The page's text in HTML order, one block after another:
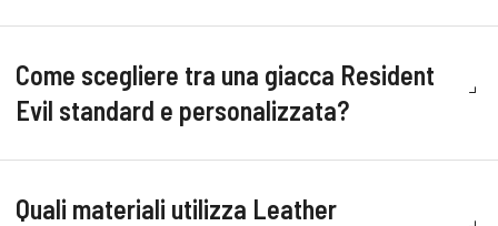
Come scegliere tra una giacca Resident
Evil standard e personalizzata?
Quali materiali utilizza Leather